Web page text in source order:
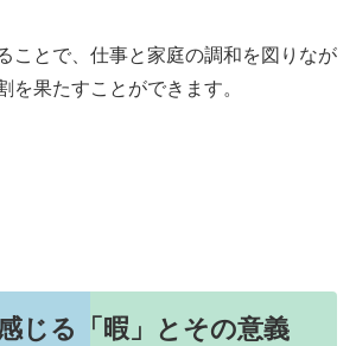
ことで、仕事と家庭の調和を図りなが
を果たすことができます。
じる「暇」とその意義